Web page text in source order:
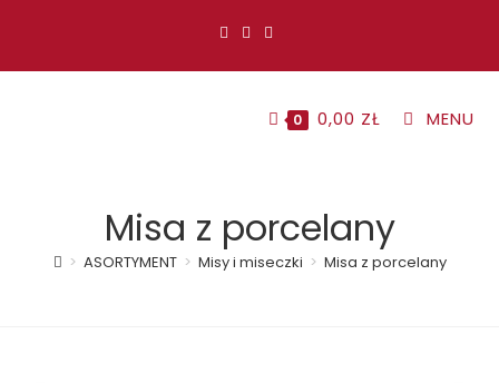
0 0,00 ZŁ MENU
Misa z porcelany
> ASORTYMENT > Misy i miseczki > Misa z porcelany